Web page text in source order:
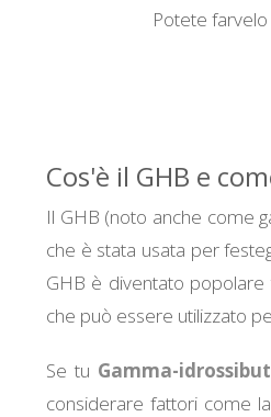
Potete
Cos'è il GHB e
Il GHB (noto anche come
che è stata usata per
GHB è diventato
che può essere utilizzato
Se tu Gamma-
considerare fattori come